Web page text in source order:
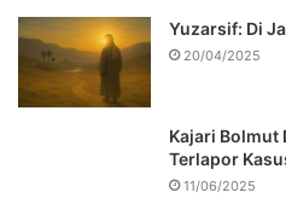
Yuzarsif: Di
20/04/2025
Kajari Bolmut
Terlapor
11/06/2025